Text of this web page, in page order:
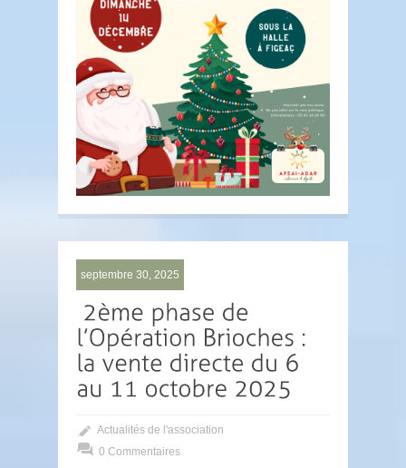
septembre 30, 2025
Actualités de l'association
0 Commentaires